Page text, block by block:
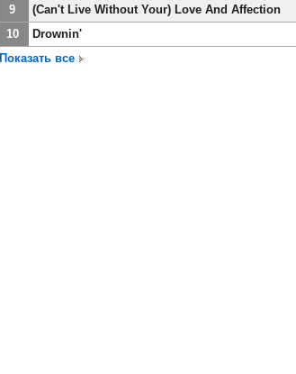
9
(Can't Live Without Your) Love And Affection
10
Drownin'
Показать все